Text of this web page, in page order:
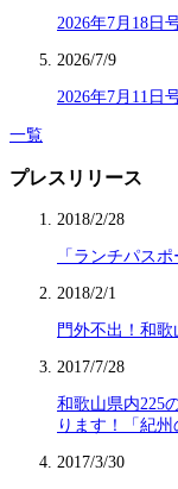
2026年7月18日
2026/7/9
2026年7月11日
一覧
プレスリリース
2018/2/28
「ランチパス
2018/2/1
門外不出！和
2017/7/28
和歌山県内225
ります！「紀
2017/3/30